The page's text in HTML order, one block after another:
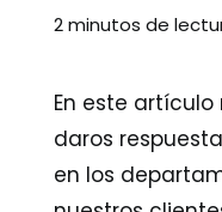
2 minutos de
En este
daros
en los